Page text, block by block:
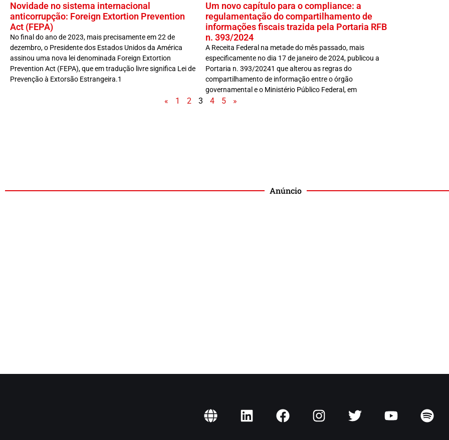
Novidade no sistema internacional
anticorrupção: Foreign Extortion Prevention
Act (FEPA)
No final do ano de 2023, mais precisamente em 22 de
dezembro, o Presidente dos Estados Unidos da América
assinou uma nova lei denominada Foreign Extortion
Prevention Act (FEPA), que em tradução livre significa Lei de
Prevenção à Extorsão Estrangeira.1
Um novo capítulo para o compliance: a
regulamentação do compartilhamento de
informações fiscais trazida pela Portaria RFB
n. 393/2024
A Receita Federal na metade do mês passado, mais
especificamente no dia 17 de janeiro de 2024, publicou a
Portaria n. 393/20241 que alterou as regras do
compartilhamento de informação entre o órgão
governamental e o Ministério Público Federal, em
« 1 2 3 4 5 »
Anúncio